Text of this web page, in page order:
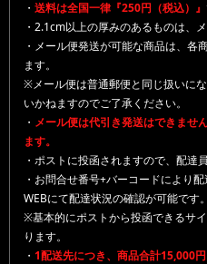
・ 送料は全国一律『250円（税込）』
・2.1cm以上の厚みのあるものは、
・メール便発送が可能な商品は、各
ます。
※メール便は普通郵便と同じ扱いに
いかねますのでご了承ください。
・ メール便は代引き発送はできませ
ます。
・ポストに投函されますので、配達
・お問合せ番号+バーコードにより
WEBにて配達状況の確認が可能です。
※基本的にポストから投函できるサ
ります。
・ 1配送先につき、商品合計15,000